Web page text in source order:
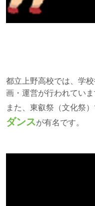
都立上野高校では、学
画・運営が行われていま
また、東叡祭（文化祭
ダンスが有名です。